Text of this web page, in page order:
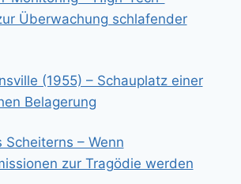
Überwachung schlafender
(1955) – Schauplatz einer
Belagerung
Scheiterns – Wenn
zur Tragödie werden